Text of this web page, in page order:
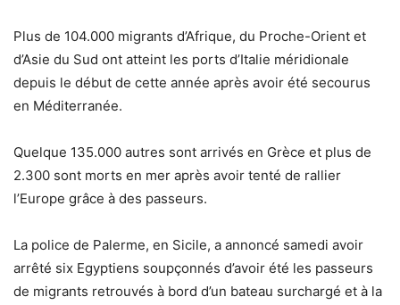
Plus de 104.000 migrants d’Afrique, du Proche-Orient et
d’Asie du Sud ont atteint les ports d’Italie méridionale
depuis le début de cette année après avoir été secourus
en Méditerranée.
Quelque 135.000 autres sont arrivés en Grèce et plus de
2.300 sont morts en mer après avoir tenté de rallier
l’Europe grâce à des passeurs.
La police de Palerme, en Sicile, a annoncé samedi avoir
arrêté six Egyptiens soupçonnés d’avoir été les passeurs
de migrants retrouvés à bord d’un bateau surchargé et à la